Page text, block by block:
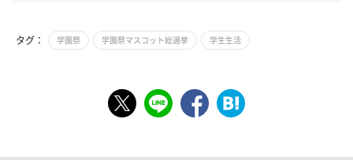
タグ： 学園祭 学園祭マスコット総選挙 学生生活